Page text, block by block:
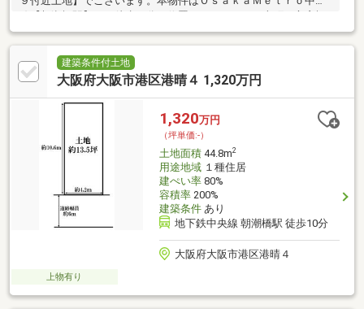
へ乗り換え無しのダイレクトアクセスが可能です。周辺にはスー
パーや公園など施設も整っております。建築条件もありませんの
でお好みのハウスメーカー様にてご検討可能でございます。本物
件につきましては下記までお問い合わせを下さいませ。株式会社
建築条件付土地
大阪府大阪市港区港晴４ 1,320万円
1,320万円
（坪単価:-）
土地面積44.8m2
用途地域１種住居
建ぺい率80%
容積率200%
建築条件あり
地下鉄中央線 朝潮橋駅 徒歩10分
大阪府大阪市港区港晴４
上物有り